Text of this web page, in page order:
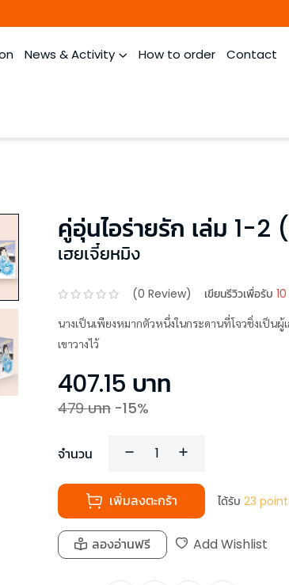
News & Activity How to order Contact
คู่อุ่นไอร่ายรัก เล่ม 1-2
เฮยเจี๋ยหมิง
(0 Review) เขียนรีวิวเพื่อรับ
นางเป็นเพียงหมากตัวหนึ่งในกระดานที่โจวชิ่งเป็นผู้เล่น เขาขีดเส้นทางให้หมากอย่างนางเดินไปสู่เป้า
เขาวางไว้
407.15 บาท
479บาท -15%
จำนวน
เพิ่มลงตะกร้า ได้รับ 23
ลองอ่านฟรี Add Wishlist